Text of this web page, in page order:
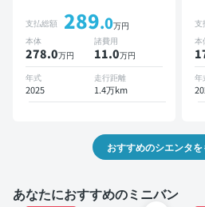
オートクルーズ 3列シート
スマートキー ETC バック
モニター 全方位カメラ ド
ライブレコーダー 衝突軽減
両側電動スライドドア 7人
乗り
支払総額 289.0万円
本体
278.0万円
諸費用
11.0万円
年式
2025
走行距離
1.4万km
3
支
本
年
おすすめのシエンタ
あなたにおすすめのミニバン